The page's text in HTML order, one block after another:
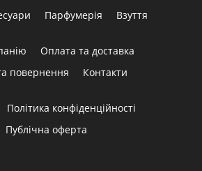
Парфумерія Взуття
Оплата та доставка
повернення
Контакти
Політика конфіденційності
Публічна оферта